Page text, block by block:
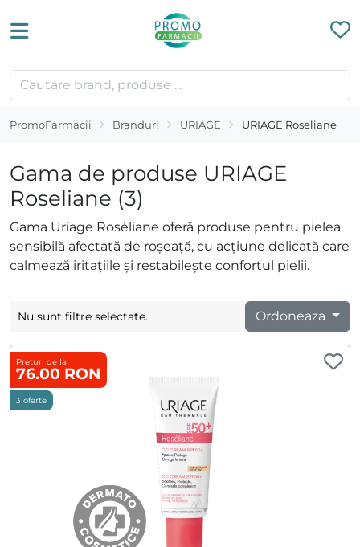
PromoFarmacii Branduri URIAGE URIAGE Roseliane
Gama de produse URIAGE
Roseliane (3)
Gama Uriage Roséliane oferă produse pentru pielea
sensibilă afectată de roșeață, cu acțiune delicată care
calmează iritațiile și restabilește confortul pielii.
Nu sunt filtre selectate. Ordoneaza
Preturi de la
76.00 RON
3 oferte